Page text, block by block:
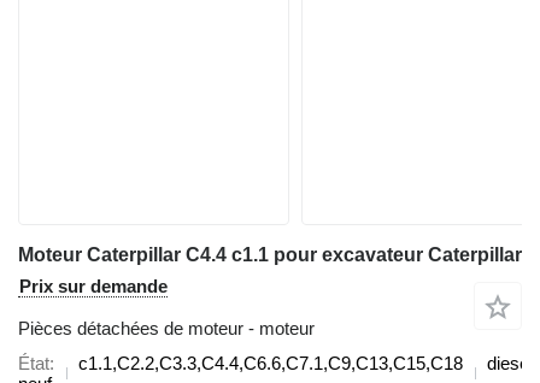
Moteur Caterpillar C4.4 c1.1 pour excavateur Caterpillar
Prix sur demande
Pièces détachées de moteur - moteur
État
c1.1,C2.2,C3.3,C4.4,C6.6,C7.1,C9,C13,C15,C18 diesel